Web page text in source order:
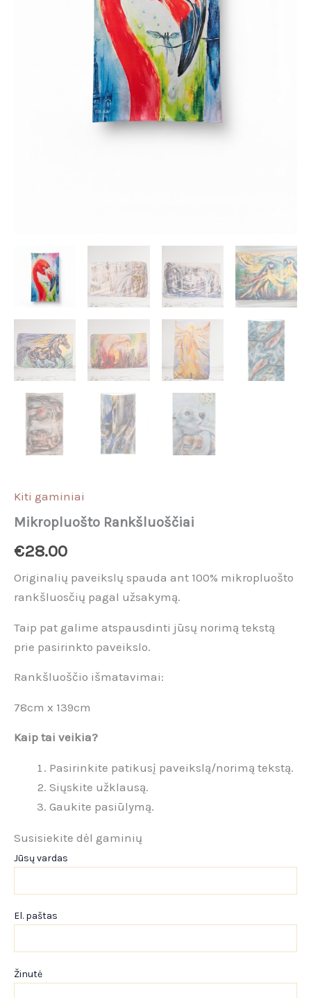
Kiti gaminiai
Mikropluošto Rankšluoščiai
€28.00
Originalių paveikslų spauda ant 100% mikropluošto
rankšluosčių pagal užsakymą.
Taip pat galime atspausdinti jūsų norimą tekstą
prie pasirinkto paveikslo.
Rankšluoščio išmatavimai:
78cm x 139cm
Kaip tai veikia?
Pasirinkite patikusį paveikslą/norimą tekstą.
Siųskite užklausą.
Gaukite pasiūlymą.
Susisiekite dėl gaminių
Jūsų vardas
El. paštas
Žinutė